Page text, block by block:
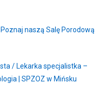
naszą Salę Porodową
/ Lekarka specjalistka –
| SPZOZ w Mińsku